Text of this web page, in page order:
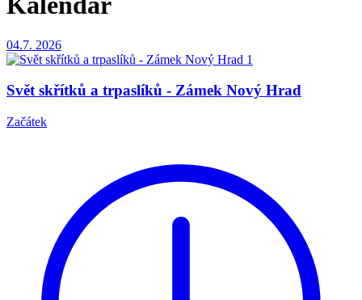
04.7. 2026
Svět skřítků a trpaslíků - Zámek Nový Hrad
Začátek